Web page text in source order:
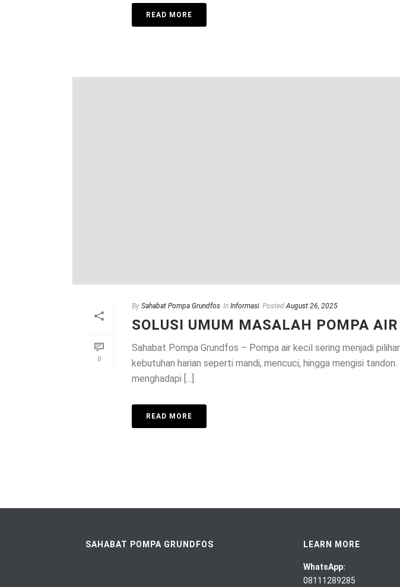
READ MORE
0
By Sahabat Pompa Grundfos In Informasi Posted August 26, 2025
SOLUSI UMUM MASALAH POMPA
Sahabat Pompa Grundfos – Pompa air kecil sering menjadi
kebutuhan harian seperti mandi, mencuci, hingga mengisi
menghadapi [...]
READ MORE
SAHABAT POMPA GRUNDFOS LEARN MORE
WhatsApp:
08111289285